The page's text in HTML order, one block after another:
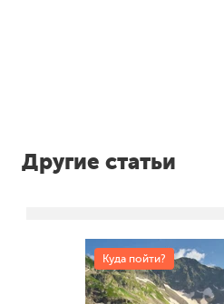
Другие статьи
Куда пойти?